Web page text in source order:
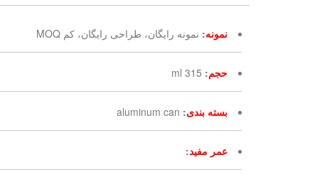
نمونه: نمونه رایگان، طراحی رایگان، کم MOQ
حجم:
315 ml
بسته بندی:
aluminum can
عمر مفید: